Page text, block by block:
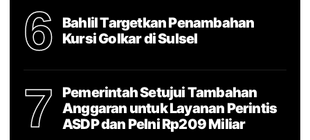
6
Bahlil Targetkan Penambahan
Kursi Golkar di Sulsel
7
Pemerintah Setujui Tambahan
Anggaran untuk Layanan Perintis
ASDP dan Pelni Rp209 Miliar